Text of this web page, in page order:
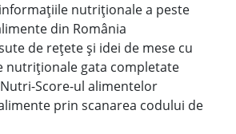
nutriționale a peste
din România
de rețete și idei de mese cu
nutriționale gata completate
Score-ul alimentelor
prin scanarea codului de